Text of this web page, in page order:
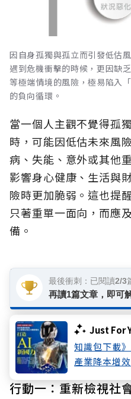
Just For
知識包下載
產業降本增
因自身孤獨與孤立而引發低估
遇到危機衝擊的時候，更因缺
等極端情境的風險，極易陷入
的負向循環。
當一個人主觀不覺得孤
時，可能因低估未來風
病、失能、意外或其他
影響身心健康、生活與
險時更加脆弱。這也提
只著重單一面向，而應
備。
看見風險，更要及
的連鎖反應
面對身心財與孤獨、孤
應？國泰人壽提出了兩
行動一：重新檢視社
最後衝刺：已閱讀2/3
再讀1篇文章，即可